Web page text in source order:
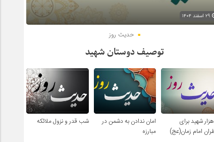
حدیث روز
توصیف دوستان شهید
شهید برای
امام زمان(عج)
امان ندادن به دشمن در
مبارزه
شب قدر و نزول ملائکه